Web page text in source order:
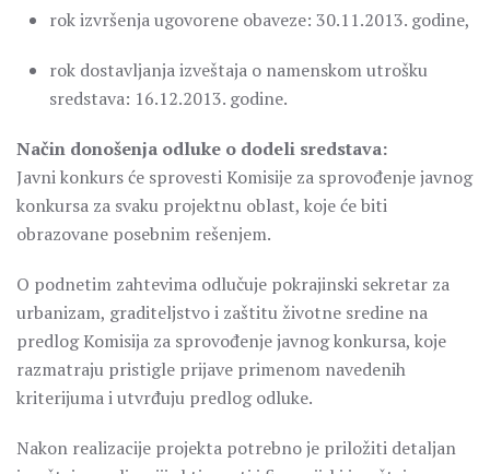
rok izvršenja ugovorene obaveze: 30.11.2013. godine,
rok dostavljanja izveštaja o namenskom utrošku
sredstava: 16.12.2013. godine.
Način donošenja odluke o dodeli sredstava:
Javni konkurs će sprovesti Komisije za sprovođenje javnog
konkursa za svaku projektnu oblast, koje će biti
obrazovane posebnim rešenjem.
O podnetim zahtevima odlučuje pokrajinski sekretar za
urbanizam, graditeljstvo i zaštitu životne sredine na
predlog Komisija za sprovođenje javnog konkursa, koje
razmatraju pristigle prijave primenom navedenih
kriterijuma i utvrđuju predlog odluke.
Nakon realizacije projekta potrebno je priložiti detaljan